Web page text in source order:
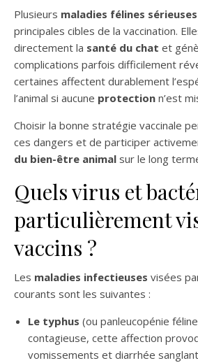
Plusieurs maladies félines sérieuses
principales cibles de la vaccination.
directement la santé du chat et
complications parfois difficilement
certaines affectent durablement
l’animal si aucune protection n’est
Choisir la bonne stratégie vaccinale
ces dangers et de participer
du bien-être animal sur le long
Quels virus et
particulièrement
vaccins ?
Les maladies infectieuses visées
courants sont les suivantes :
Le typhus (ou panleucopénie
contagieuse, cette affection
vomissements et diarrhée